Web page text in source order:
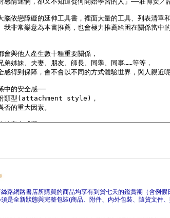
路網路書店所購買的商品均享有到貨七天的鑑賞期（含例
是全新狀態與完整包裝(商品、附件、內外包裝、隨貨文件、